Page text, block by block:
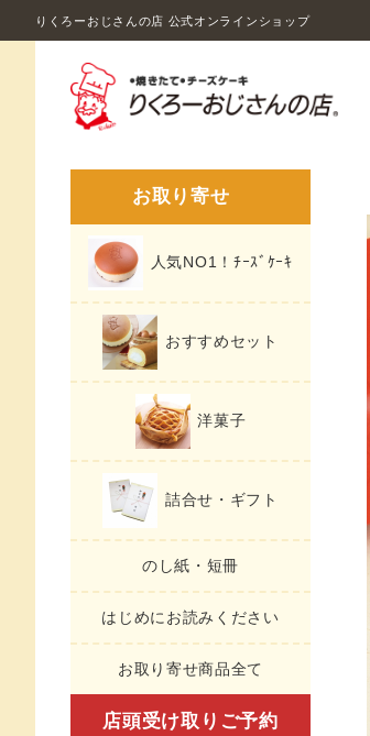
りくろーおじさんの店 公式オンラインショップ
お取り寄せ
人気NO1！ﾁｰｽﾞｹｰｷ
おすすめセット
洋菓子
詰合せ・ギフト
のし紙・短冊
はじめにお読みください
お取り寄せ商品全て
店頭受け取りご予約